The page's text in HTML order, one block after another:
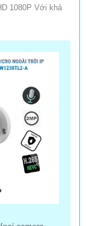
1080P Với khả